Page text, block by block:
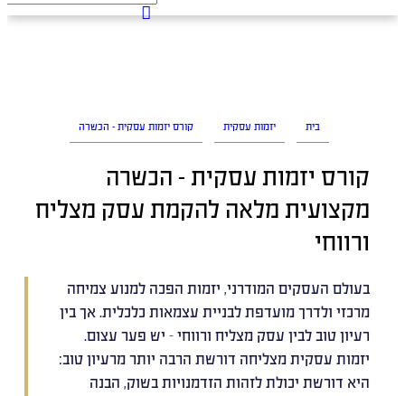
בית יזמות עסקית קורס יזמות עסקית – הכשרה
קורס יזמות עסקית – הכשרה
מקצועית מלאה להקמת עסק מצליח
ורווחי
בעולם העסקים המודרני, יזמות הפכה למנוע צמיחה
מרכזי ולדרך מועדפת לבניית עצמאות כלכלית. אך בין
רעיון טוב לבין עסק מצליח ורווחי – יש פער עצום.
יזמות עסקית מצליחה דורשת הרבה יותר מרעיון טוב:
היא דורשת יכולת לזהות הזדמנויות בשוק, הבנה